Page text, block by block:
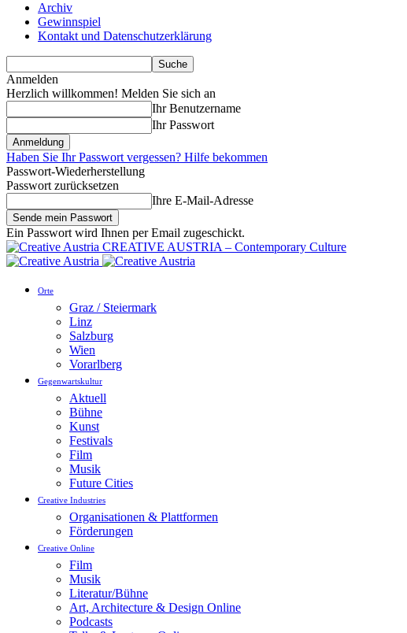
Archiv
Gewinnspiel
Kontakt und Datenschutzerklärung
Anmelden
Herzlich willkommen! Melden Sie sich an
Ihr Benutzername
Ihr Passwort
Haben Sie Ihr Passwort vergessen? Hilfe bekommen
Passwort-Wiederherstellung
Passwort zurücksetzen
Ihre E-Mail-Adresse
Ein Passwort wird Ihnen per Email zugeschickt.
CREATIVE AUSTRIA – Contemporary Culture
Orte
Graz / Steiermark
Linz
Salzburg
Wien
Vorarlberg
Gegenwartskultur
Aktuell
Bühne
Kunst
Festivals
Film
Musik
Future Cities
Creative Industries
Organisationen & Plattformen
Förderungen
Creative Online
Film
Musik
Literatur/Bühne
Art, Architecture & Design Online
Podcasts